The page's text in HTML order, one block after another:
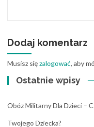
Dodaj komentarz
Musisz sięzalogować, aby
Ostatnie wpisy
Obóz Militarny Dla Dzieci –
Twojego Dziecka?